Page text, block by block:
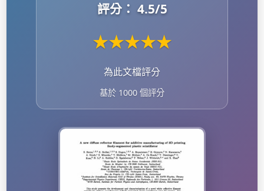
評分： 4.5/5
★★★★★
為此文檔評分
基於 1000 個評分